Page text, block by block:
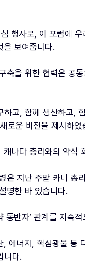
행사로, 이 포럼에
을 보여줍니다.
축을 위한 협력은 공
고, 함께 생산하고,
로운 비전을 제시하였
나다 총리와의 약식
은 지난 주말 카니 총
명한 바 있습니다.
동반자’ 관계를 지속
, 에너지, 핵심광물 등
니다.